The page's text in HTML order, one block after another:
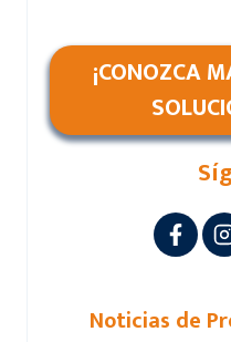
¡CONOZCA
Noticias de